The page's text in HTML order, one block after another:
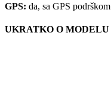
GPS: da, sa GPS podrškom
UKRATKO O MODELU